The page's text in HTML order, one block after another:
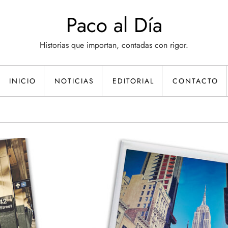
Paco al Día
Historias que importan, contadas con rigor.
INICIO NOTICIAS EDITORIAL CONTACTO